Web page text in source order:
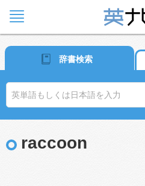
辞書検索
raccoon